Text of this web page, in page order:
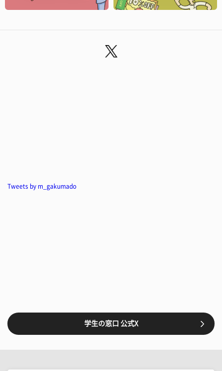
Tweets by m_gakumado
学生の窓口 公式X